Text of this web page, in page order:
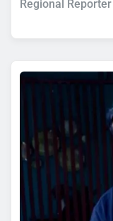
Regional Reporter